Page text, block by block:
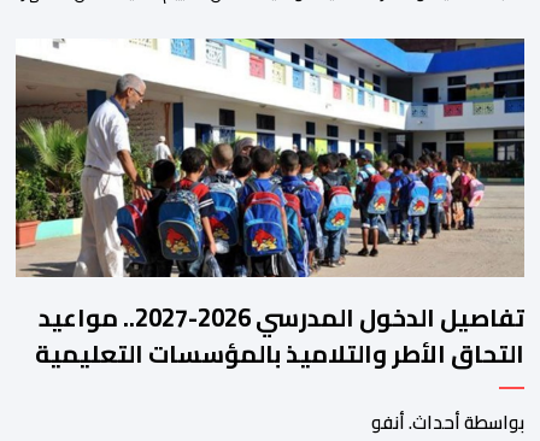
المنتخبات الوطنية خلال الفترة الأخيرة. وشهد الاجتماع تقديم عرض
مفصل حول مشاركة المنتخبين الوطنيين لأقل من 18 سنة، إناثا وذكورا،
من طرف اللجنة التقنية التي واكبت كل […]
تفاصيل الدخول المدرسي 2026-2027.. مواعيد
التحاق الأطر والتلاميذ بالمؤسسات التعليمية
بواسطة أحداث. أنفو